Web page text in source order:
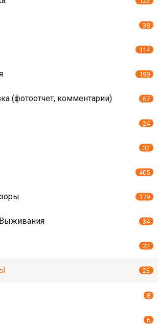
38
114
199
(фотоотчет, комментарии) 67
24
32
405
179
34
22
28
8
6